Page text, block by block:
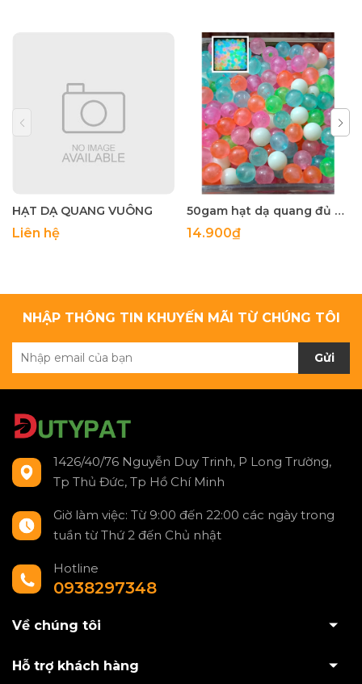
HẠT DẠ QUANG VUÔNG
Liên hệ
50gam hạt dạ quang đủ màu 6mm, 8mm, 10mm, 12mm, hạt nhựa tròn
14.900₫
NHẬP THÔNG TIN KHUYẾN MÃI TỪ CHÚNG TÔI
Gửi
1426/40/76 Nguyễn Duy Trinh, P Long Trường,
Tp Thủ Đức, Tp Hồ Chí Minh
Giờ làm việc: Từ 9:00 đến 22:00 các ngày trong
tuần từ Thứ 2 đến Chủ nhật
Hotline
0938297348
Về chúng tôi
Hỗ trợ khách hàng